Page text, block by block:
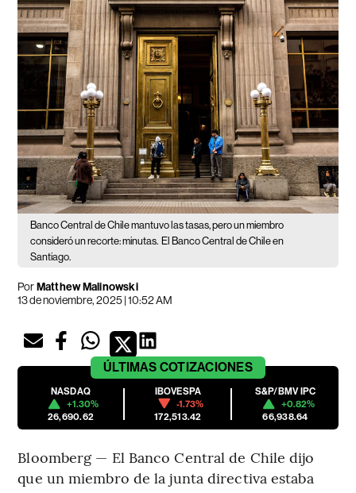
Banco Central de Chile mantuvo las tasas, pero un miembro
consideró un recorte: minutas. El Banco Central de Chile en
Santiago.
PorMatthew Malinowski
13 de noviembre, 2025 | 10:52 AM
ÚLTIMAS COTIZACIONES
NASDAQ
+1.30%
26,690.62
IBOVESPA
-1.73%
172,513.42
S&P/BMV IPC
+0.82%
66,938.64
Bloomberg — El Banco Central de Chile dijo
que un miembro de la junta directiva estaba